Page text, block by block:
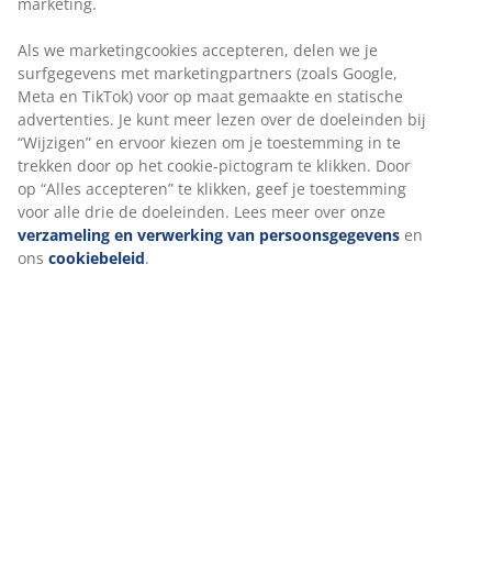
Verkoelende slaaptips en producten voor
zwoele zomernachten
9 tips om het hoofd koel te houden tijdens warme
marketing.
Als we marketingcookies accepteren, delen we je
surfgegevens met marketingpartners (zoals Google,
Meta en TikTok) voor op maat gemaakte en statische
advertenties. Je kunt meer lezen over de doeleinden bij
“Wijzigen” en ervoor kiezen om je toestemming in te
trekken door op het cookie-pictogram te klikken. Door
op “Alles accepteren” te klikken, geef je toestemming
voor alle drie de doeleinden. Lees meer over onze
verzameling en verwerking van persoonsgegevens en
ons cookiebeleid.